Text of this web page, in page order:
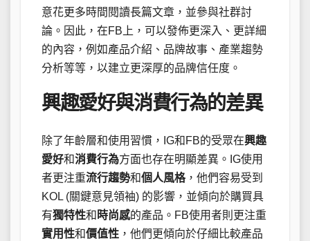
意花更多時間閱讀長篇文章，並參與社群討
論。因此，在FB上，可以發佈更深入、更詳細
的內容，例如產品介紹、品牌故事、產業趨勢
分析等等，以建立更深厚的品牌信任度。
興趣愛好與消費行為的差異
除了年齡層和使用習慣，IG和FB的受眾在興趣
愛好和消費行為方面也存在明顯差異。IG使用
者更注重流行趨勢和個人風格，他們容易受到
KOL (關鍵意見領袖) 的影響，並傾向於購買具
有獨特性和 時尚感的產品。FB使用者則更注重
實用性和價值性 ，他們更傾向於仔細比較產品